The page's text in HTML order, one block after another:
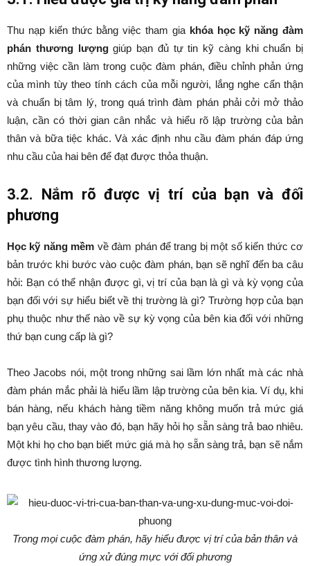
Thu nạp kiến thức bằng việc tham gia khóa học kỹ năng đàm
phán thương lượnggiúp bạn đủ tự tin kỹ càng khi chuẩn bị
những việc cần làm trong cuộc đàm phán, điều chỉnh phản ứng
của mình tùy theo tính cách của mỗi người, lắng nghe cẩn thận
và chuẩn bị tâm lý, trong quá trình đàm phán phải cởi mở thảo
luận, cần có thời gian cân nhắc và hiểu rõ lập trường của bản
thân và bữa tiệc khác. Và xác định nhu cầu đàm phán đáp ứng
nhu cầu của hai bên để đạt được thỏa thuận.
3.2. Nắm rõ được vị trí của bạn và đối
phương
Học kỹ năng mềm về đàm phán để trang bị một số kiến thức cơ
bản trước khi bước vào cuộc đàm phán, bạn sẽ nghĩ đến ba câu
hỏi: Bạn có thể nhận được gì, vị trí của bạn là gì và kỳ vọng của
bạn đối với sự hiểu biết về thị trường là gì? Trường hợp của bạn
phụ thuộc như thế nào về sự kỳ vọng của bên kia đối với những
thứ bạn cung cấp là gì?
Theo Jacobs nói, một trong những sai lầm lớn nhất mà các nhà
đàm phán mắc phải là hiểu lầm lập trường của bên kia. Ví dụ, khi
bán hàng, nếu khách hàng tiềm năng không muốn trả mức giá
bạn yêu cầu, thay vào đó, bạn hãy hỏi họ sẵn sàng trả bao nhiêu.
Một khi họ cho bạn biết mức giá mà họ sẵn sàng trả, bạn sẽ nắm
được tình hình thương lượng.
Trong mọi cuộc đàm phán, hãy hiểu được vị trí của bản thân và
ứng xử đúng mực với đối phương